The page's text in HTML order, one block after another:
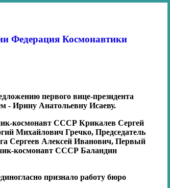
Федерация Космонавтики
первого вице-президента
- Ирину Анатольевну Исаеву.
космонавт СССР Крикалев Сергей
Михайлович Гречко, Председатель
Сергеев Алексей Иванович, Первый
космонавт СССР Баландин
признало работу бюро